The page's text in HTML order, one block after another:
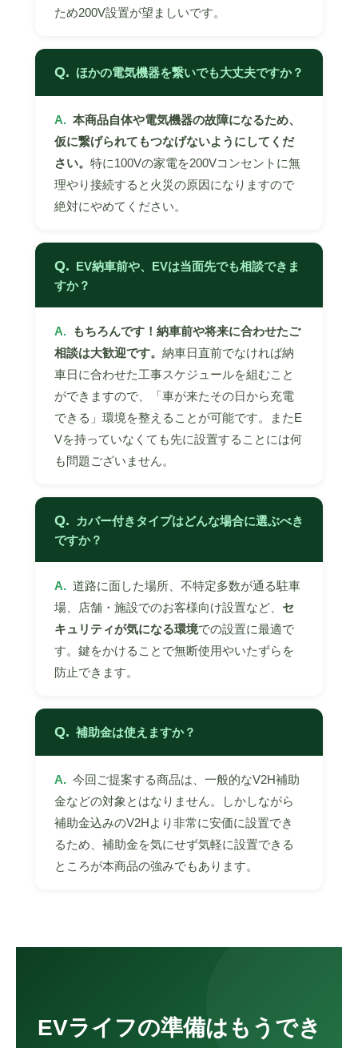
ため200V設置が望ましいです。
Q. ほかの電気機器を繋いでも大丈夫ですか？
A. 本商品自体や電気機器の故障になるため、
仮に繋げられてもつなげないようにしてくだ
さい。 特に100Vの家電を200Vコンセントに無
理やり接続すると火災の原因になりますので
絶対にやめてください。
Q. EV納車前や、EVは当面先でも相談できま
すか？
A. もちろんです！納車前や将来に合わせたご
相談は大歓迎です。 納車日直前でなければ納
車日に合わせた工事スケジュールを組むこと
ができますので、「車が来たその日から充電
できる」環境を整えることが可能です。またE
Vを持っていなくても先に設置することには何
も問題ございません。
Q.
カバー付きタイプはどんな場合に選ぶべき
ですか？
A. 道路に面した場所、不特定多数が通る駐車
場、店舗・施設でのお客様向け設置など、 セ
キュリティが気になる環境での設置に最適で
す。鍵をかけることで無断使用やいたずらを
防止できます。
Q. 補助金は使えますか？
A. 今回ご提案する商品は、一般的なV2H補助
金などの対象とはなりません。しかしながら
補助金込みのV2Hより非常に安価に設置でき
るため、補助金を気にせず気軽に設置できる
ところが本商品の強みでもあります。
EVライフの準備はもうでき